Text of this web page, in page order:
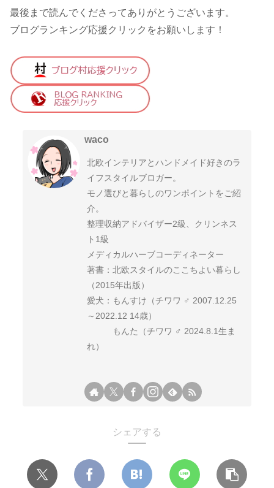
最後まで読んでくださってありがとうございます。
ブログランキング応援クリックをお願いします！
waco
北欧インテリアとハンドメイド好きのラ
イフスタイルブロガー。
モノ選びと暮らしのワンポイントをご紹
介。
整理収納アドバイザー2級、クリンネス
ト1級
メディカルハーブコーディネーター
著書：北欧スタイルのここちよい暮らし
（2015年出版）
愛犬：もんすけ（チワワ ♂ 2007.12.25
～2022.12 14歳）
もんた（チワワ ♂ 2024.8.1生ま
れ）
シェアする